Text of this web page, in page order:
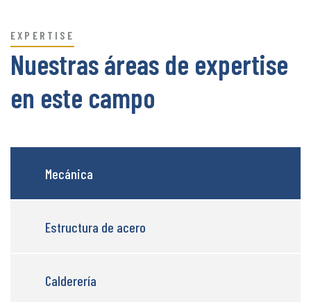
EXPERTISE
Nuestras áreas de expertise
en este campo
Mecánica
Estructura de acero
Calderería